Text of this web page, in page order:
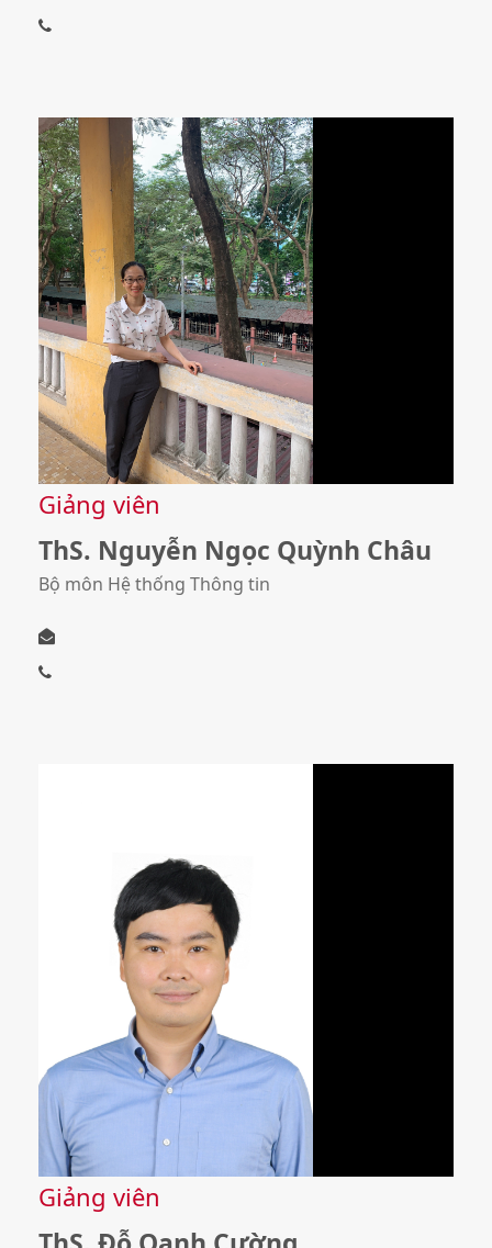
Giảng viên
ThS. Nguyễn Ngọc Quỳnh Châu
Bộ môn Hệ thống Thông tin
Giảng viên